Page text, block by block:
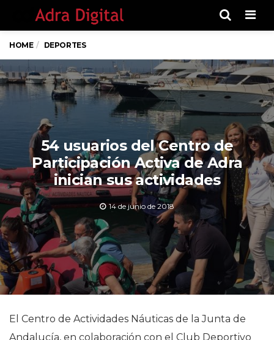
HOME DEPORTES
54 usuarios del Centro de
Participación Activa de Adra
inician sus actividades
14 de junio de 2018
El Centro de Actividades Náuticas de la Junta de
Andalucía, en colaboración con el Club Deportivo